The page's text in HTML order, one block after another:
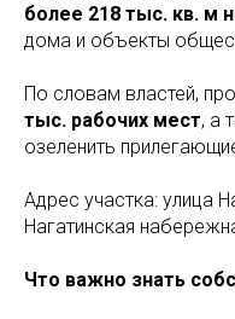
более 218 тыс. кв. м
дома и объекты
По словам властей,
тыс. рабочих мест, а
озеленить
Адрес участка: улица
Нагатинская
Что важно знать